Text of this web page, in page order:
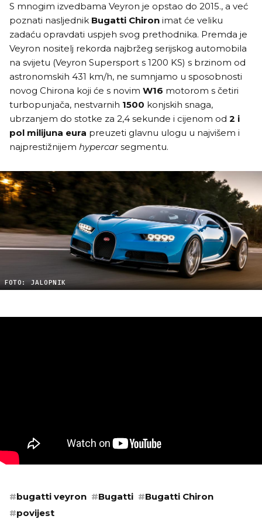
S mnogim izvedbama Veyron je opstao do 2015., a već
poznati nasljednik Bugatti Chiron imat će veliku
zadaću opravdati uspjeh svog prethodnika. Premda je
Veyron nositelj rekorda najbržeg serijskog automobila
na svijetu (Veyron Supersport s 1200 KS) s brzinom od
astronomskih 431 km/h, ne sumnjamo u sposobnosti
novog Chirona koji će s novim W16 motorom s četiri
turbopunjača, nestvarnih 1500 konjskih snaga,
ubrzanjem do stotke za 2,4 sekunde i cijenom od 2 i
pol milijuna eura preuzeti glavnu ulogu u najvišem i
najprestižnijem hypercarsegmentu.
FOTO: JALOPNIK
#bugatti veyron #Bugatti #Bugatti Chiron
#povijest